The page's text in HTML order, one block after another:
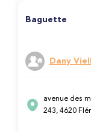
Baguette
Dany
avenue des
243, 4620